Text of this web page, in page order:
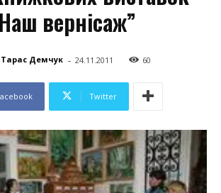
вернісаж”
Тарас Демчук - 24.11.2011 60
Twitter